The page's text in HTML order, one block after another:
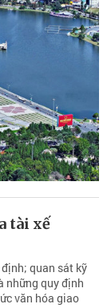
tài xế
quan sát kỹ
những quy định
văn hóa giao